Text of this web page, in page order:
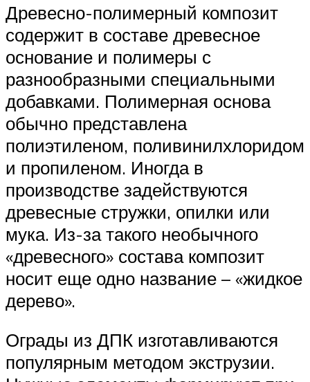
Древесно-полимерный композит
содержит в составе древесное
основание и полимеры с
разнообразными специальными
добавками. Полимерная основа
обычно представлена
полиэтиленом, поливинилхлоридом
и пропиленом. Иногда в
производстве задействуются
древесные стружки, опилки или
мука. Из-за такого необычного
«древесного» состава композит
носит еще одно название – «жидкое
дерево».
Ограды из ДПК изготавливаются
популярным методом экструзии.